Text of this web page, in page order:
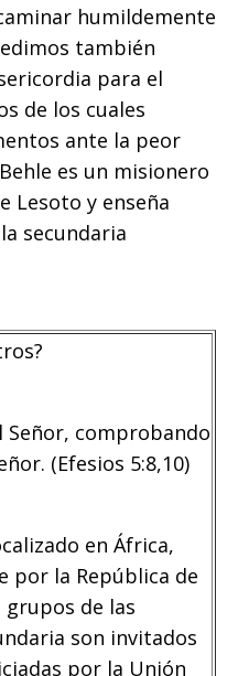
humildemente
también
para el
de los cuales
ante la peor
es un misionero
Lesoto y enseña
secundaria
Señor, comprobando
(Efesios 5:8,10)
en África,
por la República de
grupos de las
son invitados
por la Unión